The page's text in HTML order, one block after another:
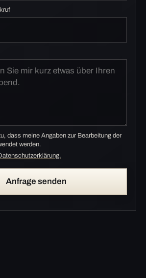
dass meine Angaben zur Bearbeitung der
werden.
Anfrage senden